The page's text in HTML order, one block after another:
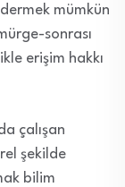
mümkün
sonrası
erişim hakkı
çalışan
şekilde
bilim